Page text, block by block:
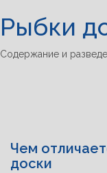
Рыбки
Содержание и
Чем
доски